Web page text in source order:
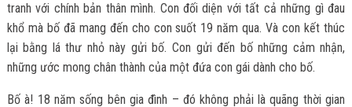
tranh với chính bản thân mình. Con đối diện với tất cả những gì đau
khổ mà bố đã mang đến cho con suốt 19 năm qua. Và con kết thúc
lại bằng lá thư nhỏ này gửi bố. Con gửi đến bố những cảm nhận,
những ước mong chân thành của một đứa con gái dành cho bố.
Bố à! 18 năm sống bên gia đình – đó không phải là quãng thời gian